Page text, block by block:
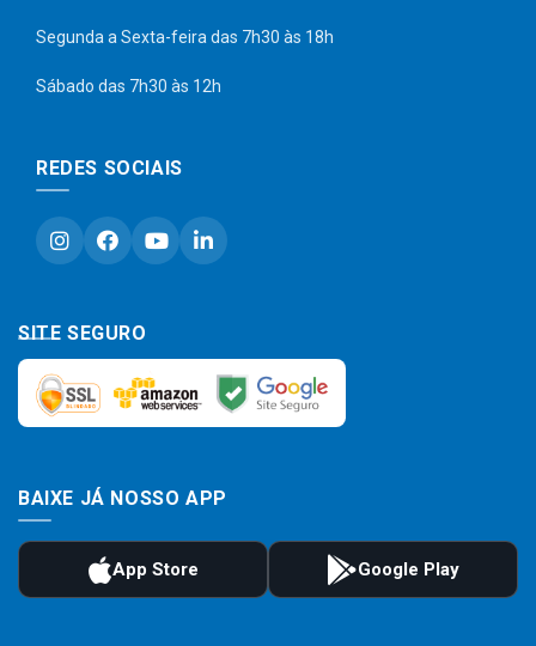
Segunda a Sexta-feira das 7h30 às 18h
Sábado das 7h30 às 12h
REDES SOCIAIS
SITE SEGURO
BAIXE JÁ NOSSO APP